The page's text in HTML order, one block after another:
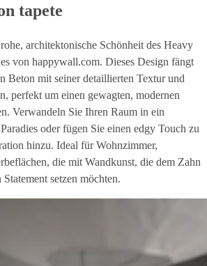
tapete
architektonische Schönheit des Heavy
von happywall.com. Dieses Design fängt
Beton mit seiner detaillierten Textur und
perfekt um einen gewagten, modernen
Verwandeln Sie Ihren Raum in ein
oder fügen Sie einen edgy Touch zu
hinzu. Ideal für Wohnzimmer,
die mit Wandkunst, die dem Zahn
setzen möchten.